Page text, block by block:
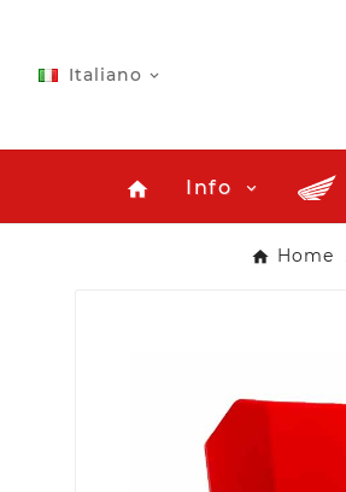
Italiano 
home Info
Home